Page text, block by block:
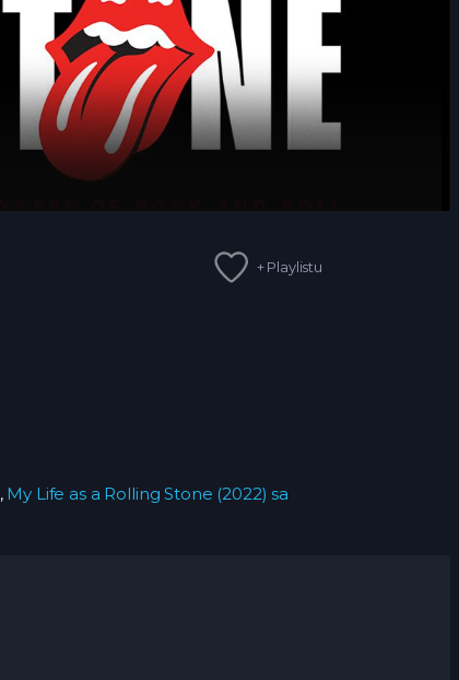
+ Playlistu
, My Life as a Rolling Stone (2022) sa